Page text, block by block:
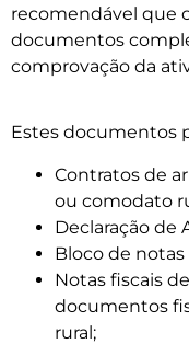
recomendável que
documentos
comprovação da
Estes documentos
Contratos de
ou comodato
Declaração de
Bloco de
Notas fiscais
documentos
rural;